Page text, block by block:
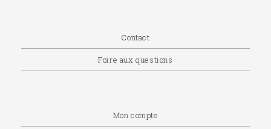
Contact
Foire aux questions
Mon compte